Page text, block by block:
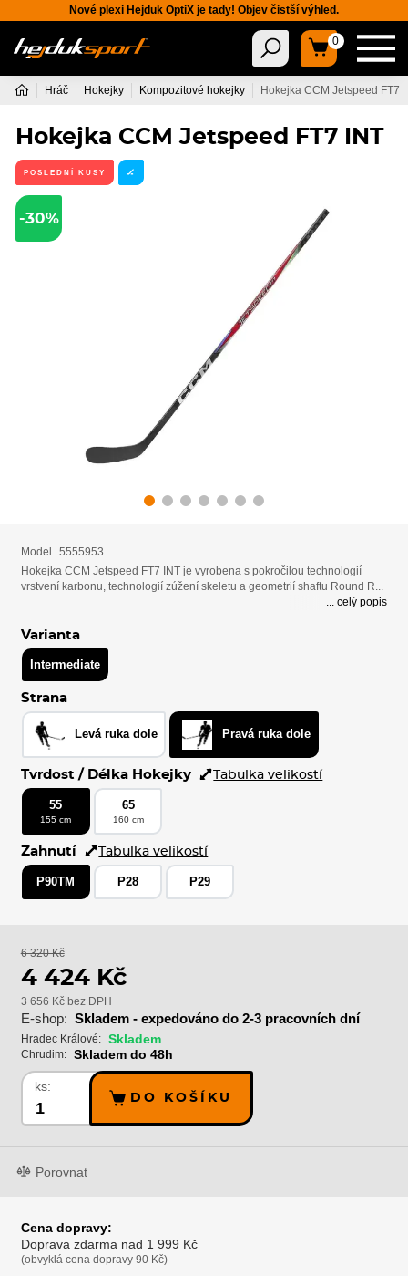
Nové plexi Hejduk OptiX je tady! Objev čistší výhled.
0
Hráč Hokejky Kompozitové hokejky Hokejka CCM Jetspeed FT7
Hokejka CCM Jetspeed FT7 INT
POSLEDNÍ KUSY 🏒
-30%
Model
5555953
Hokejka CCM Jetspeed FT7 INT je vyrobena s pokročilou technologií
vrstvení karbonu, technologií zúžení skeletu a geometrií shaftu Round R...
... celý popis
Varianta
Intermediate
Strana
Levá ruka dole Pravá ruka dole
Tvrdost / Délka Hokejky Tabulka velikostí
55
155 cm
65
160 cm
Zahnutí Tabulka velikostí
P90TM P28 P29
6 320 Kč
4 424 Kč
3 656 Kč bez DPH
E-shop: Skladem - expedováno do 2-3 pracovních dní
Hradec Králové: Skladem
Chrudim: Skladem do 48h
ks:
DO KOŠÍKU
Porovnat
Cena dopravy:
Doprava zdarma nad 1 999 Kč
(obvyklá cena dopravy 90 Kč)